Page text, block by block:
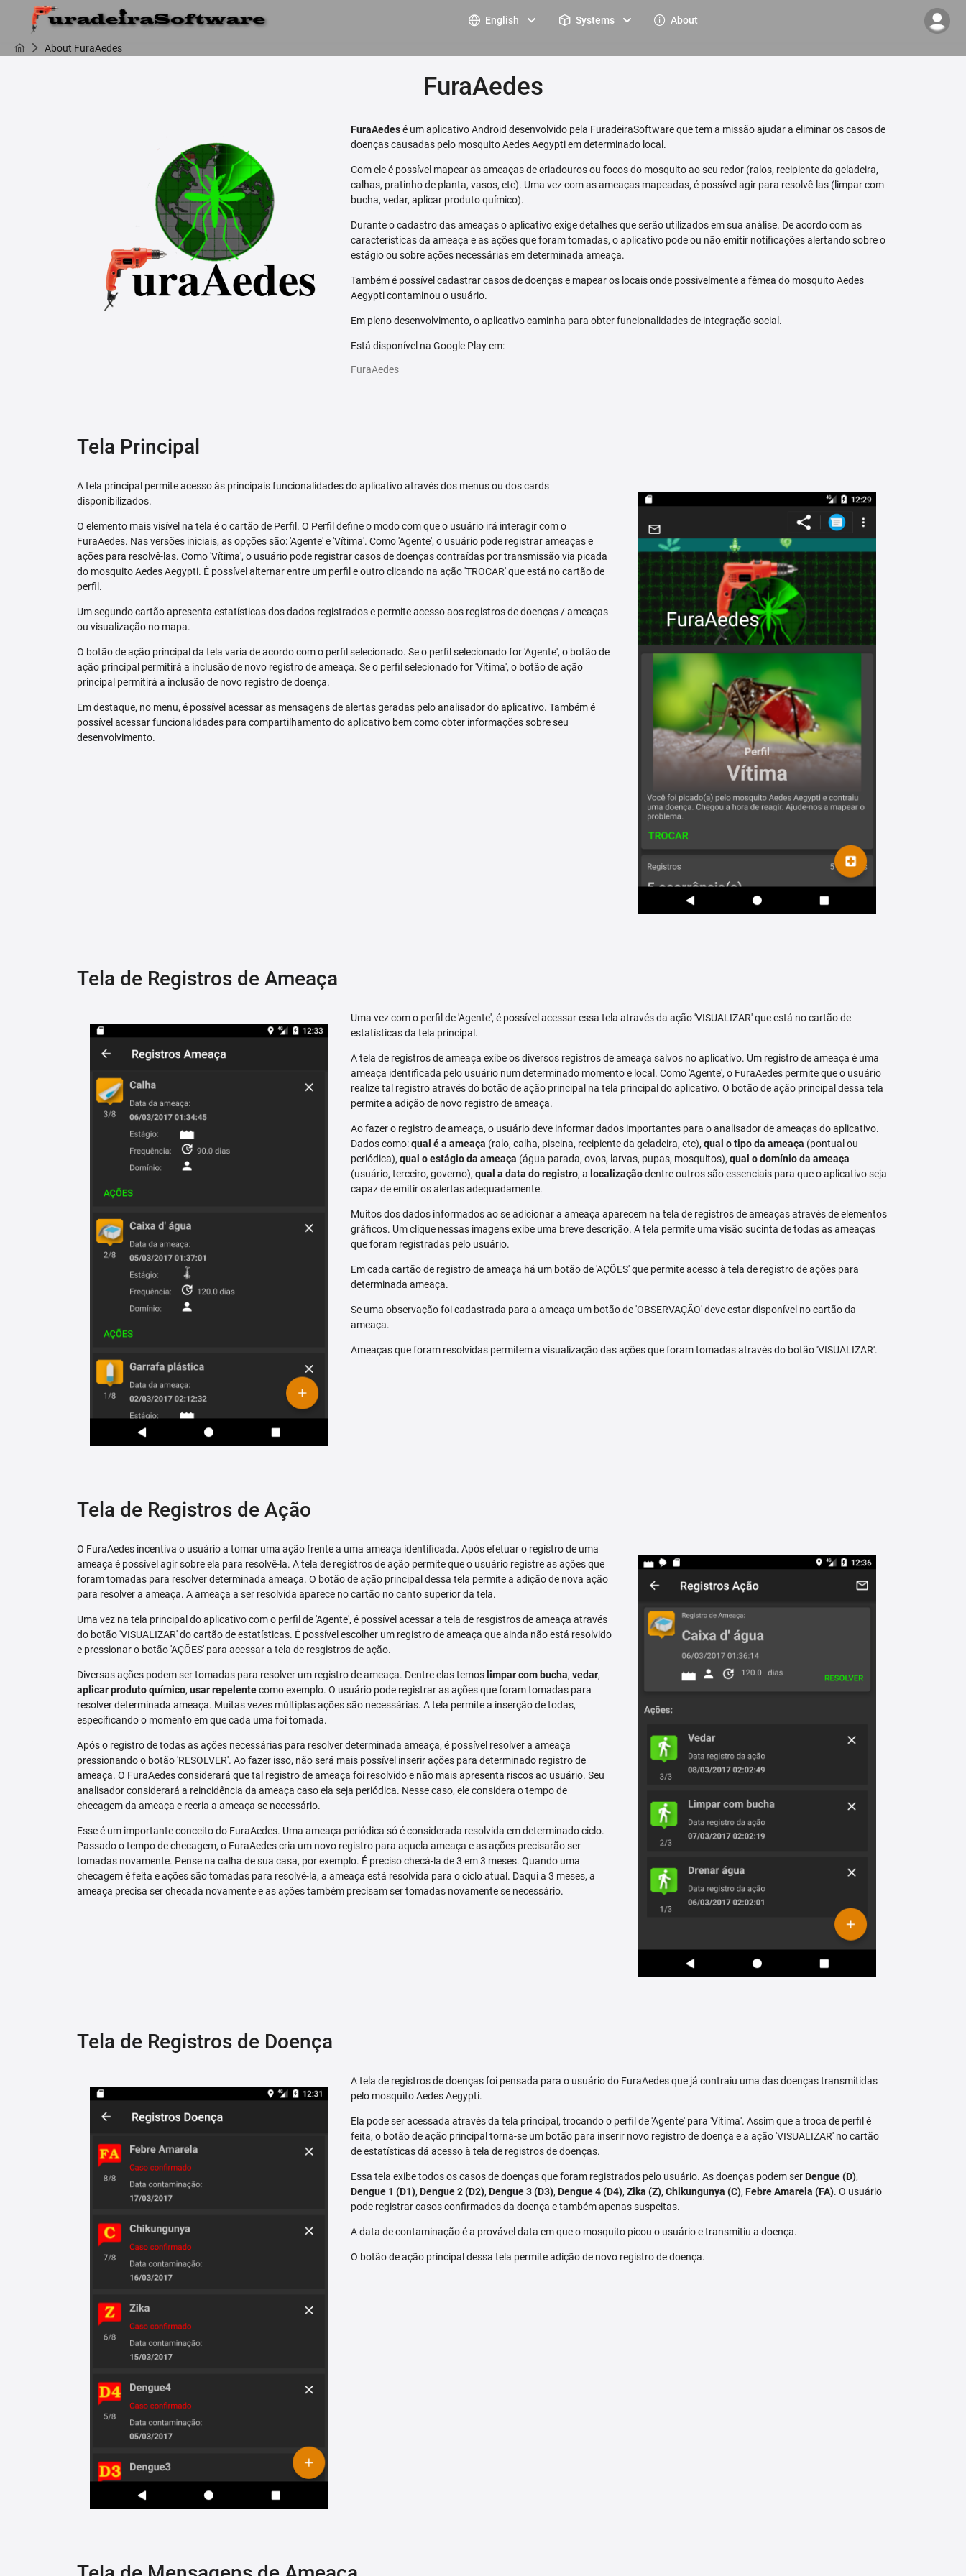
English Systems About
About FuraAedes
FuraAedes
FuraAedesé um aplicativo Android desenvolvido pela FuradeiraSoftware que tem a missão ajudar a eliminar os casos de
doenças causadas pelo mosquito Aedes Aegypti em determinado local.
Com ele é possível mapear as ameaças de criadouros ou focos do mosquito ao seu redor (ralos, recipiente da geladeira,
calhas, pratinho de planta, vasos, etc). Uma vez com as ameaças mapeadas, é possível agir para resolvê-las (limpar com
bucha, vedar, aplicar produto químico).
Durante o cadastro das ameaças o aplicativo exige detalhes que serão utilizados em sua análise. De acordo com as
características da ameaça e as ações que foram tomadas, o aplicativo pode ou não emitir notificações alertando sobre o
estágio ou sobre ações necessárias em determinada ameaça.
Também é possível cadastrar casos de doenças e mapear os locais onde possivelmente a fêmea do mosquito Aedes
Aegypti contaminou o usuário.
Em pleno desenvolvimento, o aplicativo caminha para obter funcionalidades de integração social.
Está disponível na Google Play em:
FuraAedes
Tela Principal
A tela principal permite acesso às principais funcionalidades do aplicativo através dos menus ou dos cards
disponibilizados.
O elemento mais visível na tela é o cartão de Perfil. O Perfil define o modo com que o usuário irá interagir com o
FuraAedes. Nas versões iniciais, as opções são: 'Agente' e 'Vítima'. Como 'Agente', o usuário pode registrar ameaças e
ações para resolvê-las. Como 'Vítima', o usuário pode registrar casos de doenças contraídas por transmissão via picada
do mosquito Aedes Aegypti. É possível alternar entre um perfil e outro clicando na ação 'TROCAR' que está no cartão de
perfil.
Um segundo cartão apresenta estatísticas dos dados registrados e permite acesso aos registros de doenças / ameaças
ou visualização no mapa.
O botão de ação principal da tela varia de acordo com o perfil selecionado. Se o perfil selecionado for 'Agente', o botão de
ação principal permitirá a inclusão de novo registro de ameaça. Se o perfil selecionado for 'Vítima', o botão de ação
principal permitirá a inclusão de novo registro de doença.
Em destaque, no menu, é possível acessar as mensagens de alertas geradas pelo analisador do aplicativo. Também é
possível acessar funcionalidades para compartilhamento do aplicativo bem como obter informações sobre seu
desenvolvimento.
Tela de Registros de Ameaça
Uma vez com o perfil de 'Agente', é possível acessar essa tela através da ação 'VISUALIZAR' que está no cartão de
estatísticas da tela principal.
A tela de registros de ameaça exibe os diversos registros de ameaça salvos no aplicativo. Um registro de ameaça é uma
ameaça identificada pelo usuário num determinado momento e local. Como 'Agente', o FuraAedes permite que o usuário
realize tal registro através do botão de ação principal na tela principal do aplicativo. O botão de ação principal dessa tela
permite a adição de novo registro de ameaça.
Ao fazer o registro de ameaça, o usuário deve informar dados importantes para o analisador de ameaças do aplicativo.
Dados como:qual é a ameaça (ralo, calha, piscina, recipiente da geladeira, etc),qual o tipo da ameaça (pontual ou
periódica),qual o estágio da ameaça (água parada, ovos, larvas, pupas, mosquitos),qual o domínio da ameaça
(usuário, terceiro, governo),qual a data do registro, a localizaçãodentre outros são essenciais para que o aplicativo seja
capaz de emitir os alertas adequadamente.
Muitos dos dados informados ao se adicionar a ameaça aparecem na tela de registros de ameaças através de elementos
gráficos. Um clique nessas imagens exibe uma breve descrição. A tela permite uma visão sucinta de todas as ameaças
que foram registradas pelo usuário.
Em cada cartão de registro de ameaça há um botão de 'AÇÕES' que permite acesso à tela de registro de ações para
determinada ameaça.
Se uma observação foi cadastrada para a ameaça um botão de 'OBSERVAÇÃO' deve estar disponível no cartão da
ameaça.
Ameaças que foram resolvidas permitem a visualização das ações que foram tomadas através do botão 'VISUALIZAR'.
Tela de Registros de Ação
O FuraAedes incentiva o usuário a tomar uma ação frente a uma ameaça identificada. Após efetuar o registro de uma
ameaça é possível agir sobre ela para resolvê-la. A tela de registros de ação permite que o usuário registre as ações que
foram tomadas para resolver determinada ameaça. O botão de ação principal dessa tela permite a adição de nova ação
para resolver a ameaça. A ameaça a ser resolvida aparece no cartão no canto superior da tela.
Uma vez na tela principal do aplicativo com o perfil de 'Agente', é possível acessar a tela de resgistros de ameaça através
do botão 'VISUALIZAR' do cartão de estatísticas. É possível escolher um registro de ameaça que ainda não está resolvido
e pressionar o botão 'AÇÕES' para acessar a tela de resgistros de ação.
Diversas ações podem ser tomadas para resolver um registro de ameaça. Dentre elas temos limpar com bucha, vedar,
aplicar produto químico, usar repelentecomo exemplo. O usuário pode registrar as ações que foram tomadas para
resolver determinada ameaça. Muitas vezes múltiplas ações são necessárias. A tela permite a inserção de todas,
especificando o momento em que cada uma foi tomada.
Após o registro de todas as ações necessárias para resolver determinada ameaça, é possível resolver a ameaça
pressionando o botão 'RESOLVER'. Ao fazer isso, não será mais possível inserir ações para determinado registro de
ameaça. O FuraAedes considerará que tal registro de ameaça foi resolvido e não mais apresenta riscos ao usuário. Seu
analisador considerará a reincidência da ameaça caso ela seja periódica. Nesse caso, ele considera o tempo de
checagem da ameaça e recria a ameaça se necessário.
Esse é um importante conceito do FuraAedes. Uma ameaça periódica só é considerada resolvida em determinado ciclo.
Passado o tempo de checagem, o FuraAedes cria um novo registro para aquela ameaça e as ações precisarão ser
tomadas novamente. Pense na calha de sua casa, por exemplo. É preciso checá-la de 3 em 3 meses. Quando uma
checagem é feita e ações são tomadas para resolvê-la, a ameaça está resolvida para o ciclo atual. Daqui a 3 meses, a
ameaça precisa ser checada novamente e as ações também precisam ser tomadas novamente se necessário.
Tela de Registros de Doença
A tela de registros de doenças foi pensada para o usuário do FuraAedes que já contraiu uma das doenças transmitidas
pelo mosquito Aedes Aegypti.
Ela pode ser acessada através da tela principal, trocando o perfil de 'Agente' para 'Vítima'. Assim que a troca de perfil é
feita, o botão de ação principal torna-se um botão para inserir novo registro de doença e a ação 'VISUALIZAR' no cartão
de estatísticas dá acesso à tela de registros de doenças.
Essa tela exibe todos os casos de doenças que foram registrados pelo usuário. As doenças podem serDengue (D),
Dengue 1 (D1),Dengue 2 (D2),Dengue 3 (D3),Dengue 4 (D4),Zika (Z),Chikungunya (C),Febre Amarela (FA). O usuário
pode registrar casos confirmados da doença e também apenas suspeitas.
A data de contaminação é a provável data em que o mosquito picou o usuário e transmitiu a doença.
O botão de ação principal dessa tela permite adição de novo registro de doença.